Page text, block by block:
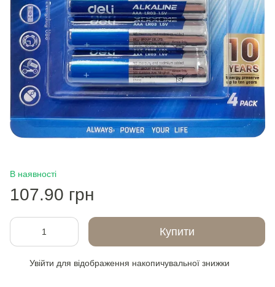
В наявності
107.90 грн
Купити
Увійти для відображення накопичувальної знижки